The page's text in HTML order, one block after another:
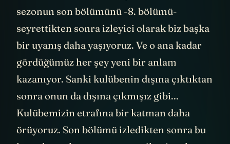
dini motiflerle bezenmiş durumda. Fakat
sezonun son bölümünü -8. bölümü-
seyrettikten sonra izleyici olarak biz başka
bir uyanış daha yaşıyoruz. Ve o ana kadar
gördüğümüz her şey yeni bir anlam
kazanıyor. Sanki kulübenin dışına çıktıktan
sonra onun da dışına çıkmışız gibi...
Kulübemizin etrafına bir katman daha